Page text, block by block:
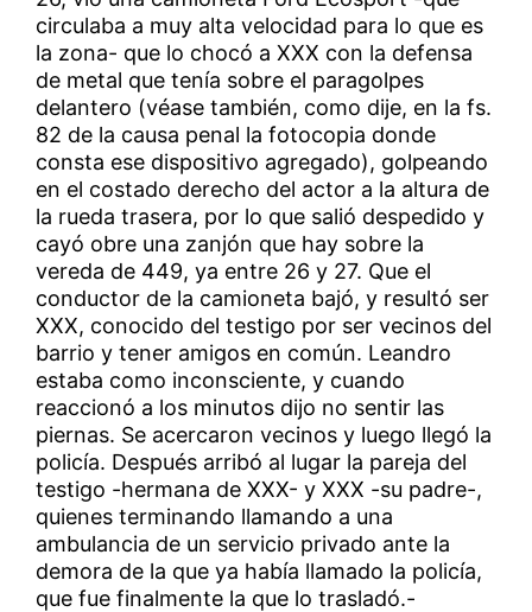
circulaba a muy alta velocidad para lo que es
la zona- que lo chocó a XXX con la defensa
de metal que tenía sobre el paragolpes
delantero (véase también, como dije, en la fs.
82 de la causa penal la fotocopia donde
consta ese dispositivo agregado), golpeando
en el costado derecho del actor a la altura de
la rueda trasera, por lo que salió despedido y
cayó obre una zanjón que hay sobre la
vereda de 449, ya entre 26 y 27. Que el
conductor de la camioneta bajó, y resultó ser
XXX, conocido del testigo por ser vecinos del
barrio y tener amigos en común. Leandro
estaba como inconsciente, y cuando
reaccionó a los minutos dijo no sentir las
piernas. Se acercaron vecinos y luego llegó la
policía. Después arribó al lugar la pareja del
testigo -hermana de XXX- y XXX -su padre-,
quienes terminando llamando a una
ambulancia de un servicio privado ante la
demora de la que ya había llamado la policía,
que fue finalmente la que lo trasladó.-